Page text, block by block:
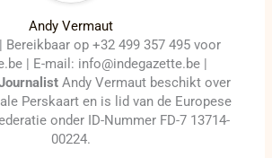
Andy Vermaut
op +32 499 357 495 voor
| E-mail: info@indegazette.be |
Andy Vermaut beschikt over
Perskaart en is lid van de Europese
onder ID-Nummer FD-7 13714-
00224.